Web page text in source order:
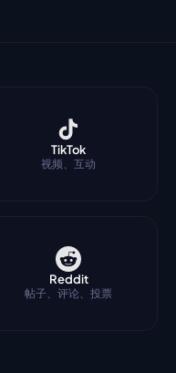
TikTok
视频、互动
Reddit
帖子、评论、投票